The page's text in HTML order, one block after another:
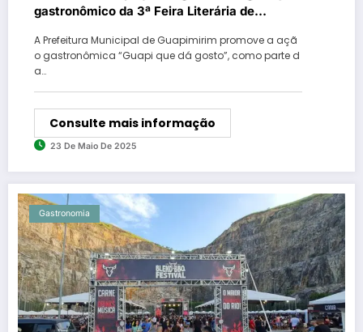
gastronômico da 3ª Feira Literária de
A Prefeitura Municipal de Guapimirim promove a açã
o gastronômica “Guapi que dá gosto”, como parte d
a…
Consulte mais informação
23 De Maio De 2025
Gastronomia